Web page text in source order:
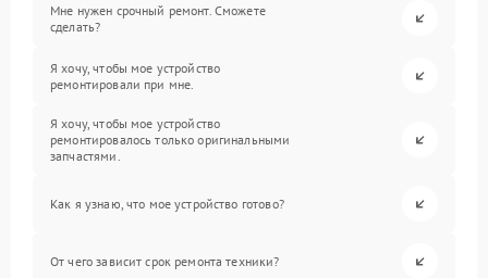
Мне нужен срочный ремонт. Сможете
сделать?
Я хочу, чтобы мое устройство
ремонтировали при мне.
Я хочу, чтобы мое устройство
ремонтировалось только оригинальными
запчастями.
Как я узнаю, что мое устройство готово?
От чего зависит срок ремонта техники?